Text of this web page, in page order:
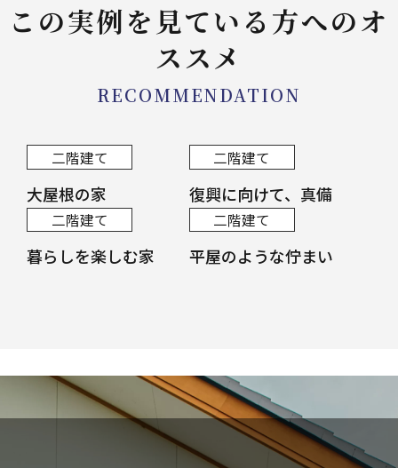
この実例を見ている方へのオ
ススメ
RECOMMENDATION
二階建て
大屋根の家
二階建て
復興に向けて、真備
二階建て
暮らしを楽しむ家
二階建て
平屋のような佇まい